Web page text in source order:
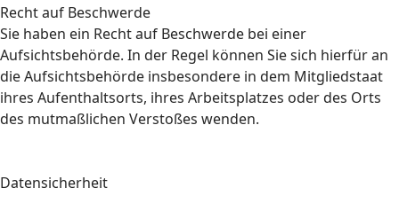
Recht auf Beschwerde
Sie haben ein Recht auf Beschwerde bei einer
Aufsichtsbehörde. In der Regel können Sie sich hierfür an
die Aufsichtsbehörde insbesondere in dem Mitgliedstaat
ihres Aufenthaltsorts, ihres Arbeitsplatzes oder des Orts
des mutmaßlichen Verstoßes wenden.
Datensicherheit